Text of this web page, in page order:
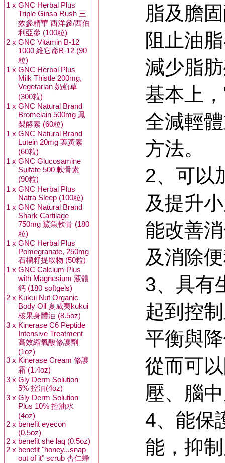
1 x GNC Herbal Plus
Triple Ginsa Rush 三
效參精華 西洋參/西伯
利亞參 (100粒)
2 x GNC Vitamin B-12
1000 維它命B-12 (90
粒)
1 x GNC Herbal Plus
Milk Thistle 200mg,
Vegetarian 奶薊草
(300粒)
1 x GNC Natural Brand
Bromelain 500mg 鳳
梨酵素 (60粒)
1 x GNC Natural Brand
Lutein 20mg 葉黃素
(60粒)
1 x GNC Glucosamine
Sulfate 500 軟骨素
(90粒)
1 x GNC Herbal Plus
Natra Sleep (100粒)
1 x GNC Natural Brand
Shark Cartilage
750mg 鯊魚軟骨 (180
粒)
1 x GNC Herbal Plus
Pomegranate, 250mg
石榴籽提取物 (50粒)
1 x GNC Calcium Plus
with Magnesium 液體
鈣 (180 softgels)
2 x Kukui Nut Organic
Body Oil 夏威夷kukui
核果身體油 (8.5oz)
3 x Kinerase C6 Peptide
Intensive Treatment
高效縮氧酸修護劑
(1oz)
3 x Kinerase Cream 修護
霜 (1.4oz)
3 x Gly Derm Solution
5% 控油(4oz)
3 x Gly Derm Solution
Plus 10% 控油水
(4oz)
2 x benefit eyecon
(0.5oz)
2 x benefit she laq (0.5oz)
2 x benefit "honey...snap
out of it" scrub 杏仁蜂
脂及膽
阻止油
減少脂
基本上
全減輕
方法。
2、可以
及提升
能改善
及消除
3、具有
起到控
平衡與
從而可
壓、腦
4、能保
能，抑